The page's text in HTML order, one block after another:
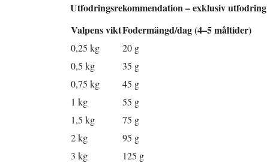
Utfodringsrekommendation – exklusiv utfodring
Valpens viktFodermängd/dag (4–5 måltider)
0,25 kg
20 g
0,5 kg
35 g
0,75 kg
45 g
1 kg
55 g
1,5 kg
75 g
2 kg
95 g
3 kg
125 g